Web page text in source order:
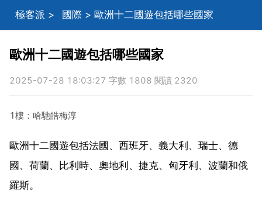
極客派 > 國際 > 歐洲十二國遊包括哪些國家
歐洲十二國遊包括哪些國家
2025-07-28 18:03:27 字數 1808 閱讀 2320
1樓：哈馳皓梅淳
歐洲十二國遊包括法國、西班牙、義大利、瑞士、德
國、荷蘭、比利時、奧地利、捷克、匈牙利、波蘭和俄
羅斯。